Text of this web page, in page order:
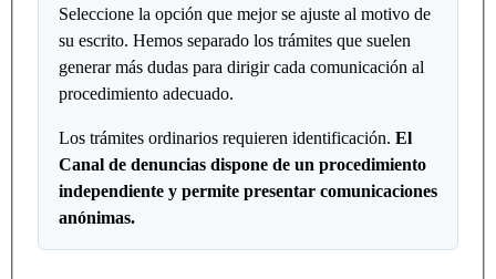
Seleccione la opción que mejor se ajuste al motivo de
su escrito. Hemos separado los trámites que suelen
generar más dudas para dirigir cada comunicación al
procedimiento adecuado.
Los trámites ordinarios requieren identificación. El
Canal de denuncias dispone de un procedimiento
independiente y permite presentar comunicaciones
anónimas.